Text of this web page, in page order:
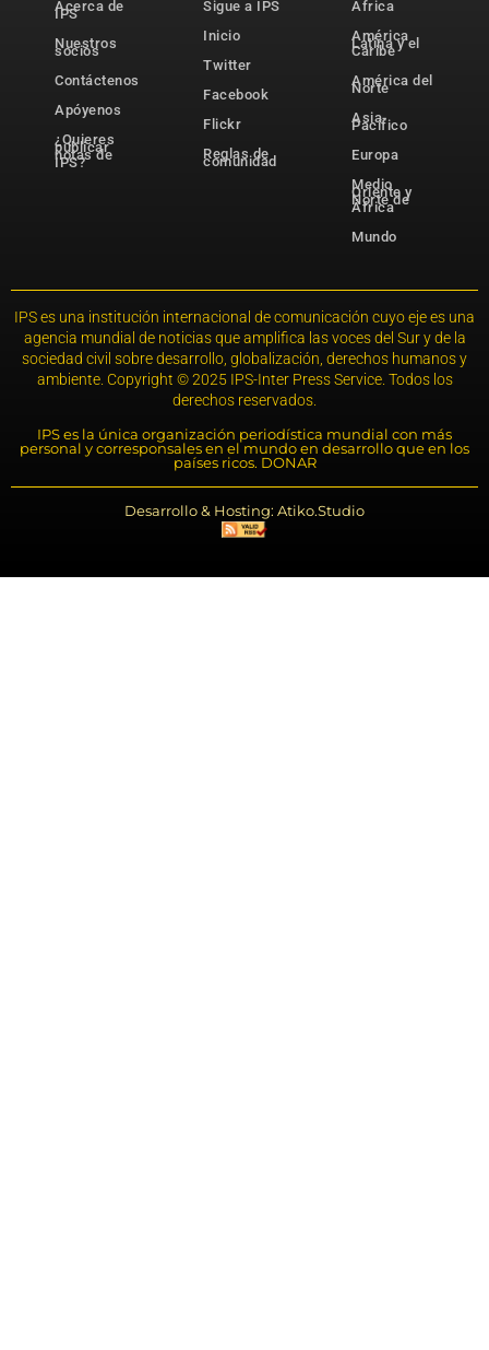
Acerca de
IPS
Nuestros
socios
Contáctenos
Apóyenos
¿Quieres
publicar
notas de
IPS?
Sigue a IPS
Inicio
Twitter
Facebook
Flickr
Reglas de
comunidad
África
América
Latina y el
Caribe
América del
Norte
Asia-
Pacífico
Europa
Medio
Oriente y
Norte de
África
Mundo
IPS es una institución internacional de comunicación cuyo eje es una
agencia mundial de noticias que amplifica las voces del Sur y de la
sociedad civil sobre desarrollo, globalización, derechos humanos y
ambiente. Copyright © 2025 IPS-Inter Press Service. Todos los
derechos reservados.
IPS es la única organización periodística mundial con más
personal y corresponsales en el mundo en desarrollo que en los
países ricos. DONAR
Desarrollo & Hosting: Atiko.Studio